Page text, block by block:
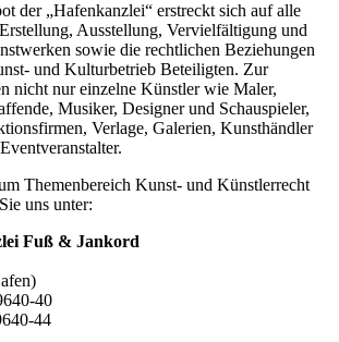
der „Hafenkanzlei“ erstreckt sich auf alle
Ausstellung, Vervielfältigung und
sowie die rechtlichen Beziehungen
und Kulturbetrieb Beteiligten. Zur
nicht nur einzelne Künstler wie Maler,
Musiker, Designer und Schauspieler,
Verlage, Galerien, Kunsthändler
Themenbereich Kunst- und Künstlerrecht
uns unter:
Fuß & Jankord
40
44